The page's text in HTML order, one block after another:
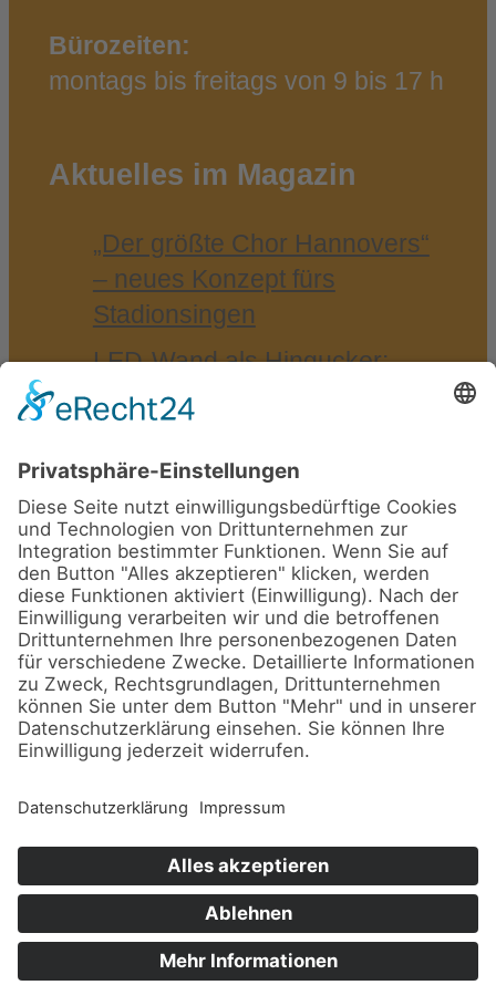
Bürozeiten:
montags bis freitags von 9 bis 17 h
Aktuelles im Magazin
„Der größ­te Chor Han­no­vers“
– neu­es Kon­zept fürs
Stadionsingen
LED-​Wand als Hin­gu­cker:
VGH Ver­si­che­run­gen auf der
Som­mer­emp­fang der IHK
Braun­schweig 2025 in
Bad Harzburg
walk4help 2025 – mit BRAWO
für den guten Zweck
Astera (8) Ayrton (7) Firmen-Event (8)
Full-Service(15)
Hannover(26)
Kling & Freitag(26)
Kundenmeinungen (12)
LEDTEK (13) MAC One (4)
Martin Professional (9)
Sennheiser(15)